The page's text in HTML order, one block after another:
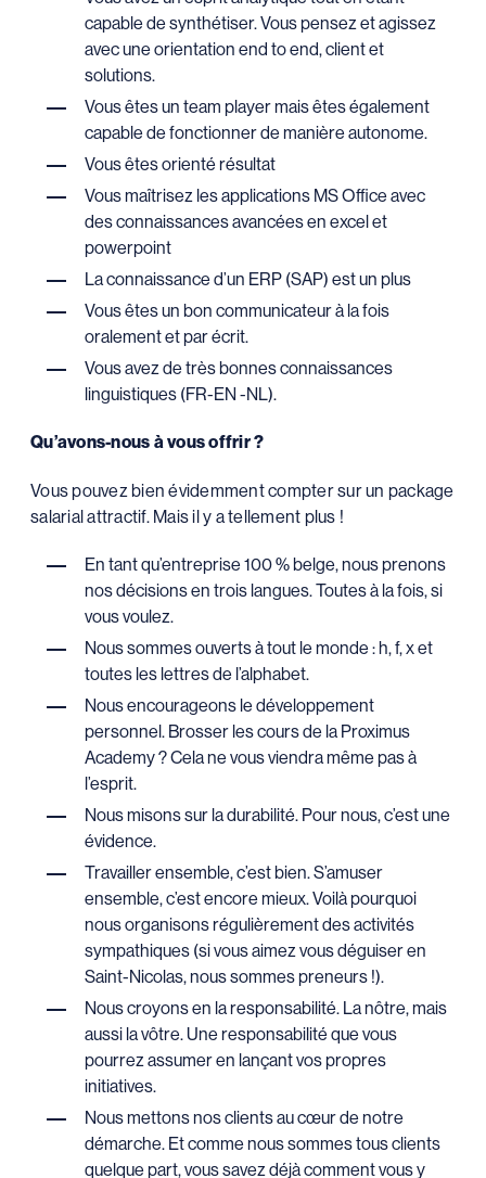
capable de synthétiser. Vous pensez et agissez
avec une orientation end to end, client et
solutions.
Vous êtes un team player mais êtes également
capable de fonctionner de manière autonome.
Vous êtes orienté résultat
Vous maîtrisez les applications MS Office avec
des connaissances avancées en excel et
powerpoint
La connaissance d’un ERP (SAP) est un plus
Vous êtes un bon communicateur à la fois
oralement et par écrit.
Vous avez de très bonnes connaissances
linguistiques (FR-EN -NL).
Qu’avons-nous à vous offrir ?
Vous pouvez bien évidemment compter sur un package
salarial attractif. Mais il y a tellement plus !
En tant qu’entreprise 100 % belge, nous prenons
nos décisions en trois langues. Toutes à la fois, si
vous voulez.
Nous sommes ouverts à tout le monde : h, f, x et
toutes les lettres de l’alphabet.
Nous encourageons le développement
personnel. Brosser les cours de la Proximus
Academy ? Cela ne vous viendra même pas à
l’esprit.
Nous misons sur la durabilité. Pour nous, c’est une
évidence.
Travailler ensemble, c’est bien. S’amuser
ensemble, c’est encore mieux. Voilà pourquoi
nous organisons régulièrement des activités
sympathiques (si vous aimez vous déguiser en
Saint-Nicolas, nous sommes preneurs !).
Nous croyons en la responsabilité. La nôtre, mais
aussi la vôtre. Une responsabilité que vous
pourrez assumer en lançant vos propres
initiatives.
Nous mettons nos clients au cœur de notre
démarche. Et comme nous sommes tous clients
quelque part, vous savez déjà comment vous y